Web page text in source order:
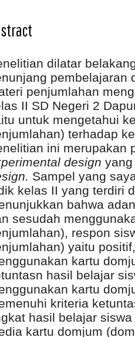
dilatar
pembelajaran
penjumlahan
II SD Negeri 2
untuk mengetahui
terhadap
ini merupakan
design
Sampel yang
kelas II yang terdiri
bahwa
sesudah
respon
yaitu
kartu
hasil belajar
kartu
kriteria
hasil belajar
kartu domjum